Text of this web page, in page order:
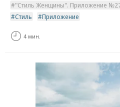
"Стиль Женщины". Приложение №27
Стиль
Приложение
4 мин.